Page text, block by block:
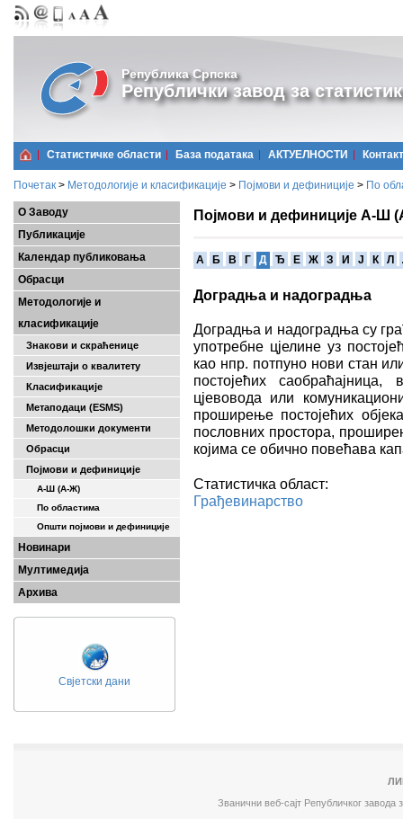
Република Српска
Републички завод за
Статистичке области Базa података АКТУЕЛНОСТИ Контакт
Почетак > Методологије и класификације > Појмови и дефиниције > По
О Заводу
Публикације
Календар публиковања
Обрасци
Методологије и
класификације
Знакови и скраћенице
Извјештаји о квалитету
Класификације
Метаподаци (ESMS)
Методолошки документи
Обрасци
Појмови и дефиниције
А-Ш (A-Ж)
По областима
Општи појмови и дефиниције
Новинари
Мултимедија
Архива
Свјетски дани
Појмови и дефиниције А-Ш
A Б В Г Д Ђ Е Ж З И Ј К Л
Доградња и надоградња
Доградња и надоградња су
употребне цјелине уз
као нпр. потпуно нови стан
постојећих
цјевовода или
проширење постојећих
пословних простора,
којима се обично повећава
Статистичка област:
Грађевинарство
Званични веб-сајт Републичког